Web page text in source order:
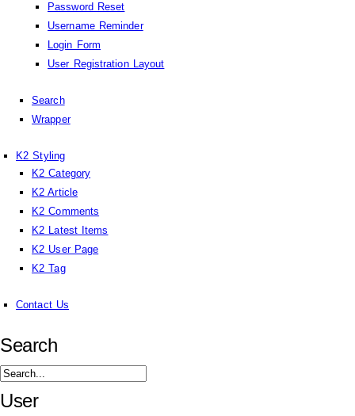
Password Reset
Username Reminder
Login Form
User Registration Layout
Search
Wrapper
K2 Styling
K2 Category
K2 Article
K2 Comments
K2 Latest Items
K2 User Page
K2 Tag
Contact Us
Search
User